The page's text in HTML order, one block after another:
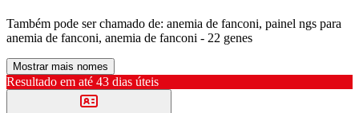
Também pode ser chamado de: anemia de fanconi, painel ngs para
anemia de fanconi, anemia de fanconi - 22 genes
Mostrar mais nomes
Resultado em até 43 dias úteis